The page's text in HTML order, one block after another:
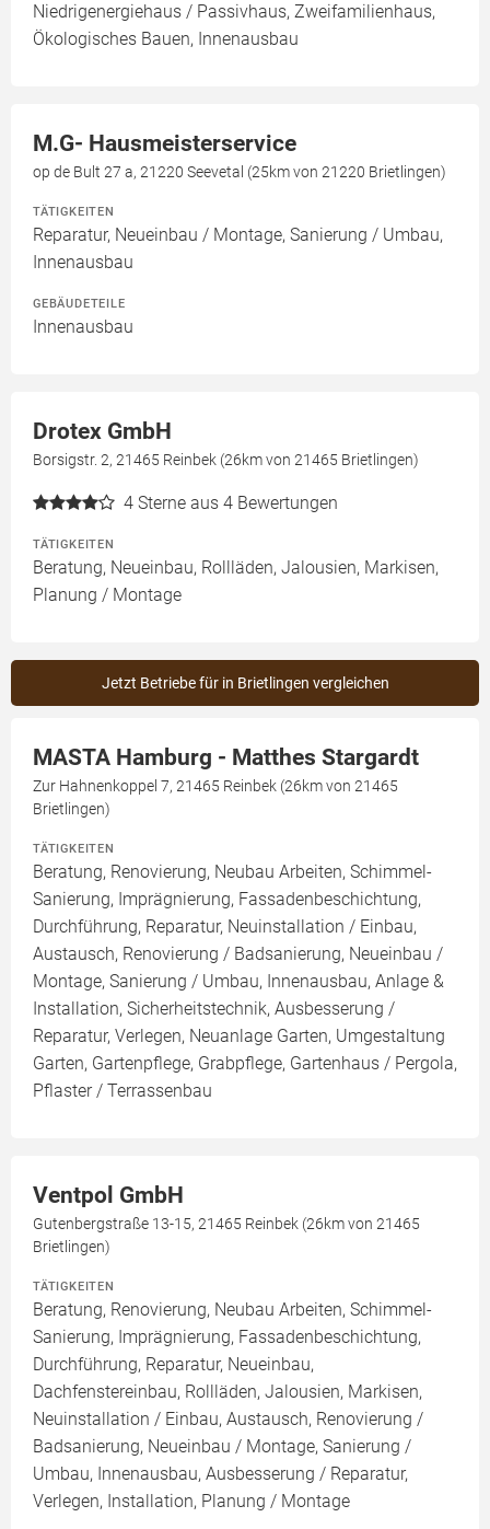
Niedrigenergiehaus / Passivhaus, Zweifamilienhaus,
Ökologisches Bauen, Innenausbau
M.G- Hausmeisterservice
op de Bult 27 a, 21220 Seevetal (25km von 21220 Brietlingen)
TÄTIGKEITEN
Reparatur, Neueinbau / Montage, Sanierung / Umbau,
Innenausbau
GEBÄUDETEILE
Innenausbau
Drotex GmbH
Borsigstr. 2, 21465 Reinbek (26km von 21465 Brietlingen)
4 Sterne aus 4 Bewertungen
TÄTIGKEITEN
Beratung, Neueinbau, Rollläden, Jalousien, Markisen,
Planung / Montage
Jetzt Betriebe für in Brietlingen vergleichen
MASTA Hamburg - Matthes Stargardt
Zur Hahnenkoppel 7, 21465 Reinbek (26km von 21465
Brietlingen)
TÄTIGKEITEN
Beratung, Renovierung, Neubau Arbeiten, Schimmel-
Sanierung, Imprägnierung, Fassadenbeschichtung,
Durchführung, Reparatur, Neuinstallation / Einbau,
Austausch, Renovierung / Badsanierung, Neueinbau /
Montage, Sanierung / Umbau, Innenausbau, Anlage &
Installation, Sicherheitstechnik, Ausbesserung /
Reparatur, Verlegen, Neuanlage Garten, Umgestaltung
Garten, Gartenpflege, Grabpflege, Gartenhaus / Pergola,
Pflaster / Terrassenbau
Ventpol GmbH
Gutenbergstraße 13-15, 21465 Reinbek (26km von 21465
Brietlingen)
TÄTIGKEITEN
Beratung, Renovierung, Neubau Arbeiten, Schimmel-
Sanierung, Imprägnierung, Fassadenbeschichtung,
Durchführung, Reparatur, Neueinbau,
Dachfenstereinbau, Rollläden, Jalousien, Markisen,
Neuinstallation / Einbau, Austausch, Renovierung /
Badsanierung, Neueinbau / Montage, Sanierung /
Umbau, Innenausbau, Ausbesserung / Reparatur,
Verlegen, Installation, Planung / Montage